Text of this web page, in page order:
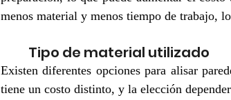
menos material y menos tiempo de trabajo,
Tipo de material utilizado
Existen diferentes opciones para alisar
tiene un costo distinto, y la elección